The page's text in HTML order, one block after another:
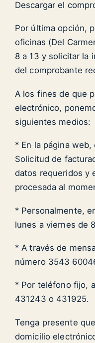
Descargar el
Por última opción,
oficinas (Del
8 a 13 y solicitar la
del comprobante
A los fines de que
electrónico,
siguientes medios:
* En la página
Solicitud de
datos requeridos y
procesada al
* Personalmente,
lunes a viernes de
* A través de
número 3543
* Por teléfono fijo,
431243 o 431925.
Tenga presente
domicilio